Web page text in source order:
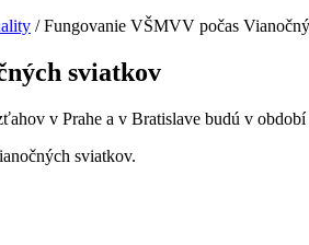
/Fungovanie VŠMVV počas
sviatkov
v Prahe a v Bratislave budú v
sviatkov.